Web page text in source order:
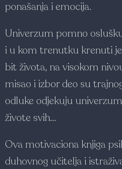
ponašanja i emocija.
Univerzum pomno
i u kom trenutku krenuti
bit života, na visokom
misao i izbor deo su
odluke odjekuju
živote svih…
Ova motivaciona knjiga
duhovnog učitelja i